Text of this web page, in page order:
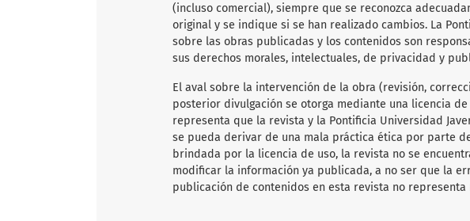
(incluso comercial), siempre que se reconozca
original y se indique si se han realizado cambios. La
sobre las obras publicadas y los contenidos son
sus derechos morales, intelectuales, de privacidad y
El aval sobre la intervención de la obra (revisión,
posterior divulgación se otorga mediante una licencia
representa que la revista y la Pontificia Universidad
se pueda derivar de una mala práctica ética por parte
brindada por la licencia de uso, la revista no se
modificar la información ya publicada, a no ser que la
publicación de contenidos en esta revista no